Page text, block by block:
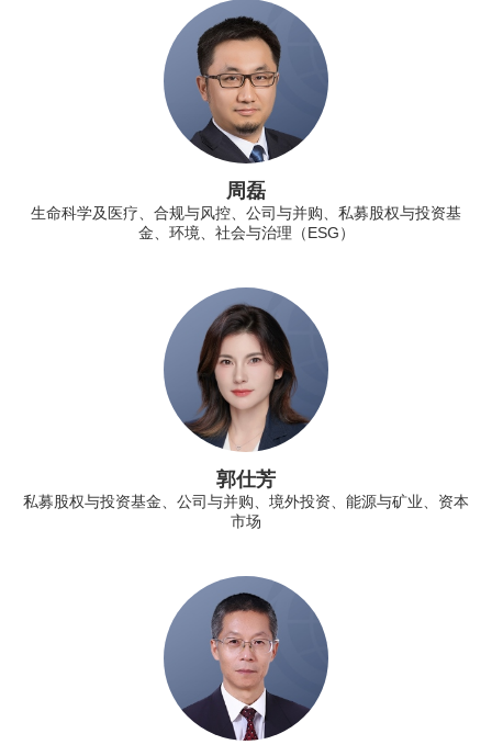
周磊
生命科学及医疗、合规与风控、公司与并购、私募股权与投资基
金、环境、社会与治理（ESG）
郭仕芳
私募股权与投资基金、公司与并购、境外投资、能源与矿业、资本
市场